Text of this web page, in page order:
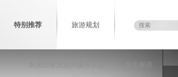
特别推荐 旅游规划